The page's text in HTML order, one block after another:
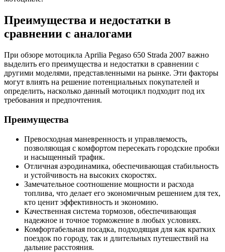
Преимущества и недостатки в
сравнении с аналогами
При обзоре мотоцикла Aprilia Pegaso 650 Strada 2007 важно
выделить его преимущества и недостатки в сравнении с
другими моделями, представленными на рынке. Эти факторы
могут влиять на решение потенциальных покупателей и
определить, насколько данный мотоцикл подходит под их
требования и предпочтения.
Преимущества
Превосходная маневренность и управляемость,
позволяющая с комфортом пересекать городские пробки
и насыщенный трафик.
Отличная аэродинамика, обеспечивающая стабильность
и устойчивость на высоких скоростях.
Замечательное соотношение мощности и расхода
топлива, что делает его экономичным решением для тех,
кто ценит эффективность и экономию.
Качественная система тормозов, обеспечивающая
надежное и точное торможение в любых условиях.
Комфортабельная посадка, подходящая для как кратких
поездок по городу, так и длительных путешествий на
дальние расстояния.